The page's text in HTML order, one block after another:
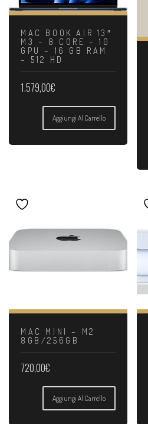
MAC BOOK AIR 13″
M3 – 8 CORE – 10
GPU – 16 GB RAM
– 512 HD
1.579,00€
Aggiungi Al Carrello
MAC MINI – M2
8GB/256GB
720,00€
Aggiungi Al Carrello